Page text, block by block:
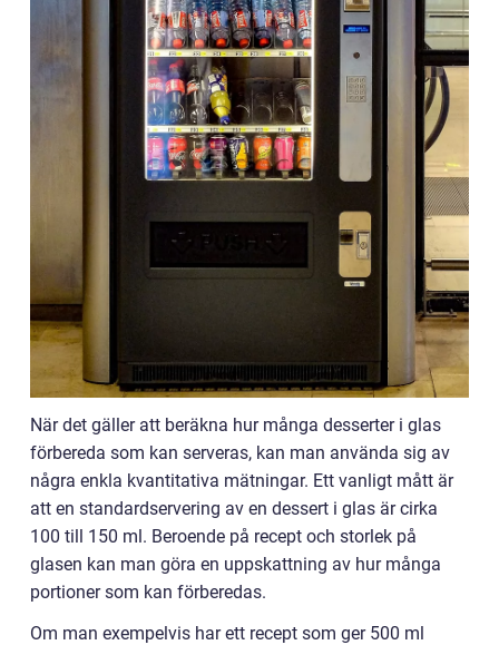
När det gäller att beräkna hur många desserter i glas
förbereda som kan serveras, kan man använda sig av
några enkla kvantitativa mätningar. Ett vanligt mått är
att en standardservering av en dessert i glas är cirka
100 till 150 ml. Beroende på recept och storlek på
glasen kan man göra en uppskattning av hur många
portioner som kan förberedas.
Om man exempelvis har ett recept som ger 500 ml